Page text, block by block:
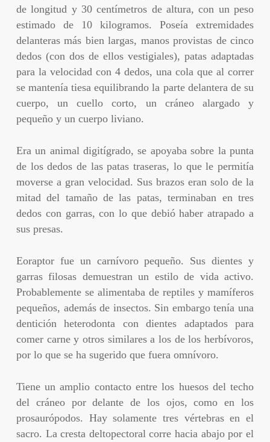
de longitud y 30 centímetros de altura, con un peso
estimado de 10 kilogramos. Poseía extremidades
delanteras más bien largas, manos provistas de cinco
dedos (con dos de ellos vestigiales), patas adaptadas
para la velocidad con 4 dedos, una cola que al correr
se mantenía tiesa equilibrando la parte delantera de su
cuerpo, un cuello corto, un cráneo alargado y
pequeño y un cuerpo liviano.
Era un animal digitígrado, se apoyaba sobre la punta
de los dedos de las patas traseras, lo que le permitía
moverse a gran velocidad. Sus brazos eran solo de la
mitad del tamaño de las patas, terminaban en tres
dedos con garras, con lo que debió haber atrapado a
sus presas.
Eoraptor fue un carnívoro pequeño. Sus dientes y
garras filosas demuestran un estilo de vida activo.
Probablemente se alimentaba de reptiles y mamíferos
pequeños, además de insectos. Sin embargo tenía una
dentición heterodonta con dientes adaptados para
comer carne y otros similares a los de los herbívoros,
por lo que se ha sugerido que fuera omnívoro.
Tiene un amplio contacto entre los huesos del techo
del cráneo por delante de los ojos, como en los
prosaurópodos. Hay solamente tres vértebras en el
sacro. La cresta deltopectoral corre hacia abajo por el